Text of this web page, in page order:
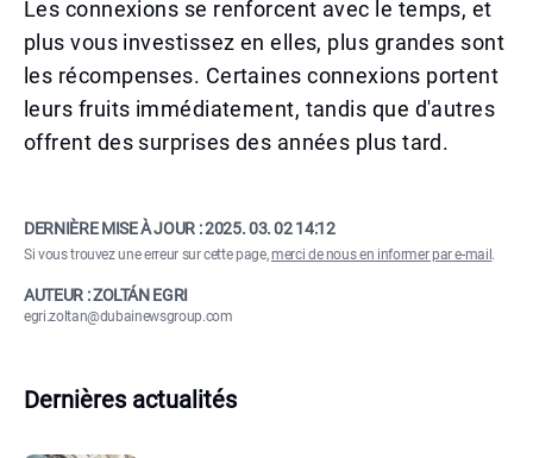
Les connexions se renforcent avec le temps, et
plus vous investissez en elles, plus grandes sont
les récompenses. Certaines connexions portent
leurs fruits immédiatement, tandis que d'autres
offrent des surprises des années plus tard.
DERNIÈRE MISE À JOUR :2025. 03. 02 14:12
Si vous trouvez une erreur sur cette page,merci de nous en informer par e-mail .
AUTEUR : ZOLTÁN EGRI
egri.zoltan@dubainewsgroup.com
Dernières actualités